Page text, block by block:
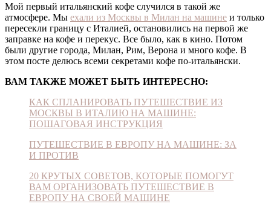
Мой первый итальянский кофе случился в такой же
атмосфере. Мы ехали из Москвы в Милан на машине и только
пересекли границу с Италией, остановились на первой же
заправке на кофе и перекус. Все было, как в кино. Потом
были другие города, Милан, Рим, Верона и много кофе. В
этом посте делюсь всеми секретами кофе по-итальянски.
ВАМ ТАКЖЕ МОЖЕТ БЫТЬ ИНТЕРЕСНО:
КАК СПЛАНИРОВАТЬ ПУТЕШЕСТВИЕ ИЗ
МОСКВЫ В ИТАЛИЮ НА МАШИНЕ:
ПОШАГОВАЯ ИНСТРУКЦИЯ
ПУТЕШЕСТВИЕ В ЕВРОПУ НА МАШИНЕ: ЗА
И ПРОТИВ
20 КРУТЫХ СОВЕТОВ, КОТОРЫЕ ПОМОГУТ
ВАМ ОРГАНИЗОВАТЬ ПУТЕШЕСТВИЕ В
ЕВРОПУ НА СВОЕЙ МАШИНЕ